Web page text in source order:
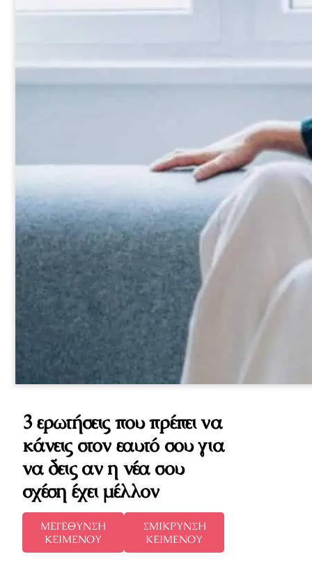
3 ερωτήσεις που πρέπει να
κάνεις στον εαυτό σου για
να δεις αν η νέα σου
σχέση έχει μέλλον
ΜΕΓΕΘΥΝΣΗ
ΚΕΙΜΕΝΟΥ
ΣΜΙΚΡΥΝΣΗ
ΚΕΙΜΕΝΟΥ